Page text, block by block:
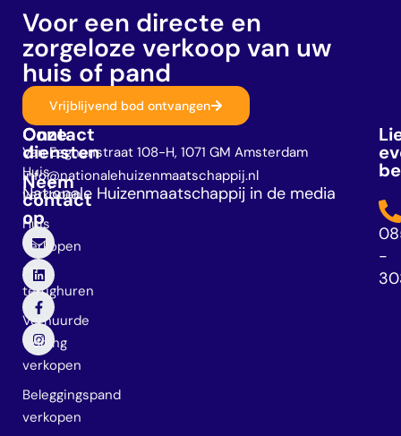
Voor een directe en
zorgeloze verkoop van uw
huis of pand
Vrijblijvend bod ontvangen
Neem
contact
op
Onze
diensten
Huis
verkopen
Huis
verkopen
en
terughuren
Verhuurde
woning
verkopen
Beleggingspand
verkopen
Contact
Van Eeghenstraat 108-H, 1071 GM Amsterdam
info@nationalehuizenmaatschappij.nl
Nationale Huizenmaatschappij in de media
-